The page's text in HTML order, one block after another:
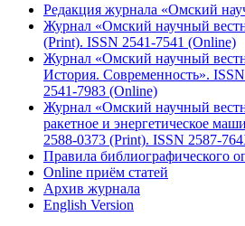
Редакция журнала «Омский
Журнал «Омский научный
(Print). ISSN 2541-7541 (Online)
Журнал «Омский научный
История. Современность».
2541-7983 (Online)
Журнал «Омский научный
ракетное и энергетическое
2588-0373 (Print). ISSN 2587-
Правила библиографического
Online приём статей
Архив журнала
English Version